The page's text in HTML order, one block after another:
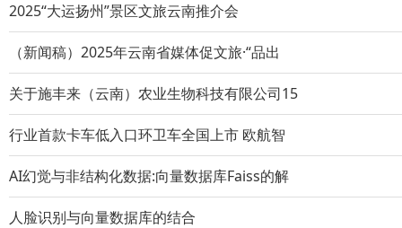
2025“大运扬州”景区文旅云南推介会
（新闻稿）2025年云南省媒体促文旅·“品出
关于施丰来（云南）农业生物科技有限公司15
行业首款卡车低入口环卫车全国上市 欧航智
AI幻觉与非结构化数据:向量数据库Faiss的解
人脸识别与向量数据库的结合